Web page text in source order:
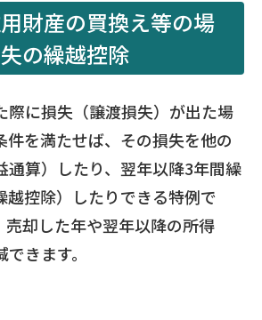
財産の買換え等の場
の繰越控除
際に損失（譲渡損失）が出た場
件を満たせば、その損失を他の
通算）したり、翌年以降3年間繰
越控除）したりできる特例で
売却した年や翌年以降の所得
きます。